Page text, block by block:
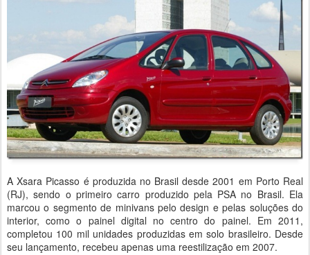
A Xsara Picasso é produzida no Brasil desde 2001 em Porto Real
(RJ), sendo o primeiro carro produzido pela PSA no Brasil. Ela
marcou o segmento de minivans pelo design e pelas soluções do
interior, como o painel digital no centro do painel. Em 2011,
completou 100 mil unidades produzidas em solo brasileiro. Desde
seu lançamento, recebeu apenas uma reestilização em 2007.